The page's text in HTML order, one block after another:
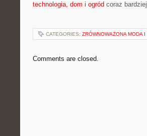
technologia, dom i ogród coraz
CATEGORIES: ZRÓWNOWAŻONA MODA
Comments are closed.